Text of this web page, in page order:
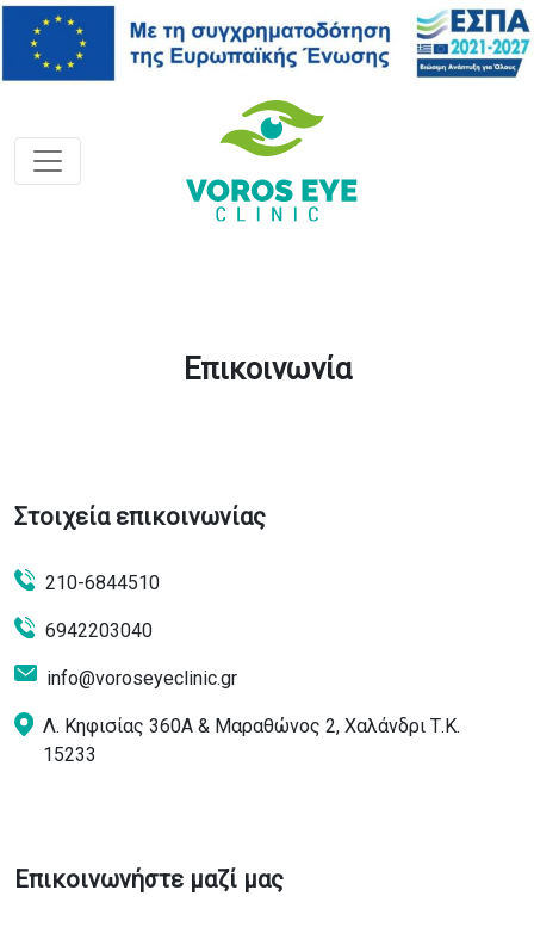
Επικοινωνία
Στοιχεία επικοινωνίας
210-6844510
6942203040
info@voroseyeclinic.gr
Λ. Κηφισίας 360Α & Μαραθώνος 2, Χαλάνδρι Τ.Κ.
15233
Επικοινωνήστε μαζί μας